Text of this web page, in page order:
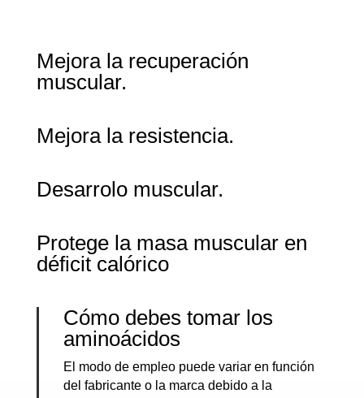
Mejora la recuperación
muscular.
Mejora la resistencia.
Desarrolo muscular.
Protege la masa muscular en
déficit calórico
Cómo debes tomar los
aminoácidos
El modo de empleo puede variar en función
del fabricante o la marca debido a la